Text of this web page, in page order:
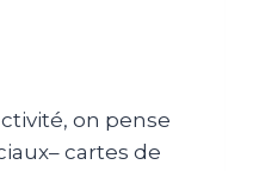
on pense
cartes de